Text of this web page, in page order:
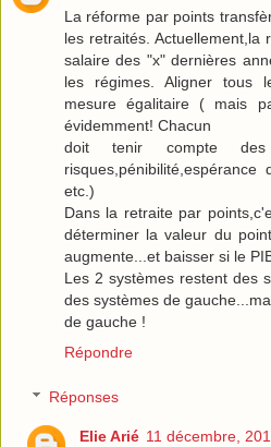
La réforme par points
les retraités. Actuellement,la
salaire des "x" dernières
les régimes. Aligner tous
mesure égalitaire ( mais
évidemment! Chacun
doit tenir compte des
etc.)
Dans la retraite par
déterminer la valeur du
augmente...et baisser si le
Les 2 systèmes restent des
des systèmes de
de gauche !
Répondre
Réponses
Elie Arié 11 décembre,